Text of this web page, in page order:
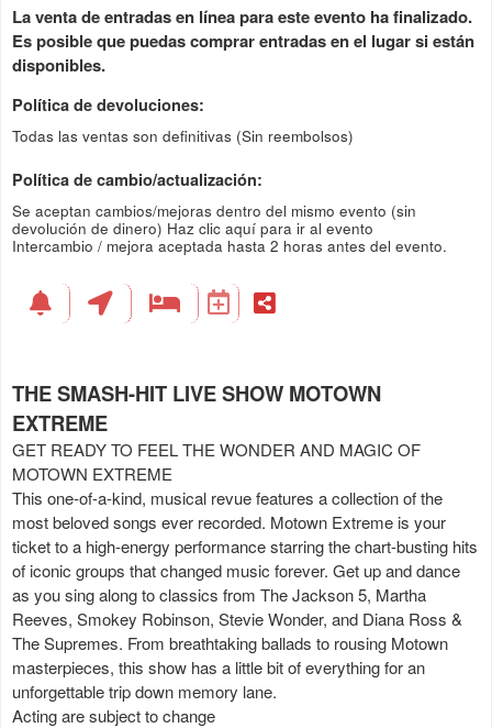
La venta de entradas en línea para este evento ha finalizado.
Es posible que puedas comprar entradas en el lugar si están
disponibles.
Política de devoluciones:
Todas las ventas son definitivas (Sin reembolsos)
Política de cambio/actualización:
Se aceptan cambios/mejoras dentro del mismo evento (sin
devolución de dinero) Haz clic aquí para ir al evento
Intercambio / mejora aceptada hasta 2 horas antes del evento.
THE SMASH-HIT LIVE SHOW MOTOWN
EXTREME
GET READY TO FEEL THE WONDER AND MAGIC OF
MOTOWN EXTREME
This one-of-a-kind, musical revue features a collection of the
most beloved songs ever recorded. Motown Extreme is your
ticket to a high-energy performance starring the chart-busting hits
of iconic groups that changed music forever. Get up and dance
as you sing along to classics from The Jackson 5, Martha
Reeves, Smokey Robinson, Stevie Wonder, and Diana Ross &
The Supremes. From breathtaking ballads to rousing Motown
masterpieces, this show has a little bit of everything for an
unforgettable trip down memory lane.
Acting are subject to change